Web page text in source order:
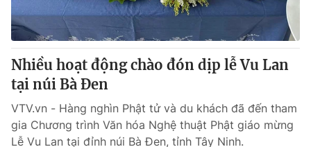
Sản phẩm
Thị trường
Tư vấn
Lịch phát sóng
Chuyên mục khác
Emagazine Podcast
Nhiều hoạt động chào đón dịp lễ Vu Lan
tại núi Bà Đen
VTV.vn - Hàng nghìn Phật tử và du khách đã đến tham
gia Chương trình Văn hóa Nghệ thuật Phật giáo mừng
Lễ Vu Lan tại đỉnh núi Bà Đen, tỉnh Tây Ninh.